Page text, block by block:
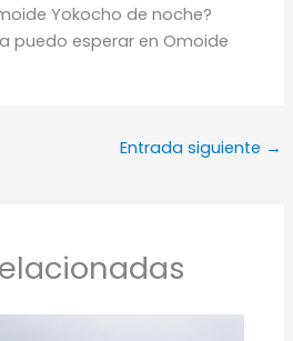
Yokocho de noche?
puedo esperar en Omoide
Entrada siguiente →